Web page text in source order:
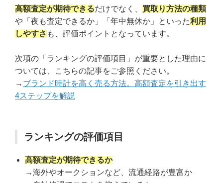
高額査定が期待できるだけでなく、 買取り方法の種類
や「夜も査定できるか」「年中無休か」といった利用
しやすさ も、評価ポイントとなっています。
次項の「ランキングの評価項目」が重要とした理由に
ついては、こちらの記事をご参照ください。
→ ブランド時計を高く売る方法。高額査定を引き出す
4ステップを解説
ランキングの評価項目
高額査定が期待できるか
→海外やオークションなど、流通経路が豊富か